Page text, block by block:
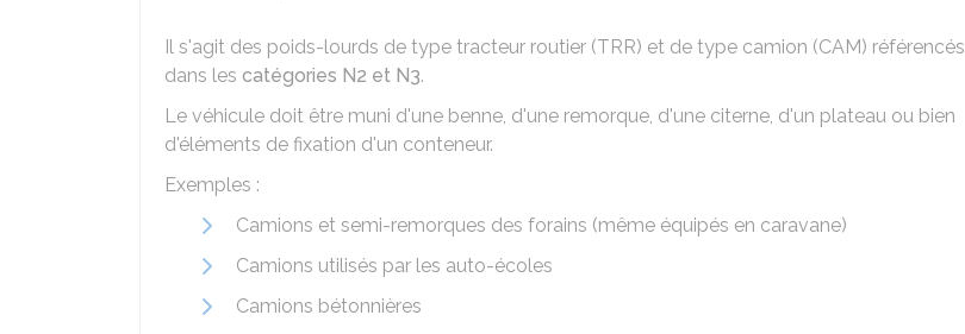
Il s'agit des poids-lourds de type tracteur routier (TRR) et de type camion (CAM) référencés
dans les catégories N2 et N3.
Le véhicule doit être muni d'une benne, d'une remorque, d'une citerne, d'un plateau ou bien
d'éléments de fixation d'un conteneur.
Exemples :
Camions et semi-remorques des forains (même équipés en caravane)
Camions utilisés par les auto-écoles
Camions bétonnières